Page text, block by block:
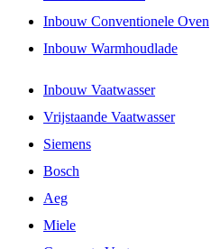
Inbouw Conventionele Oven
Inbouw Warmhoudlade
Inbouw Vaatwasser
Vrijstaande Vaatwasser
Siemens
Bosch
Aeg
Miele